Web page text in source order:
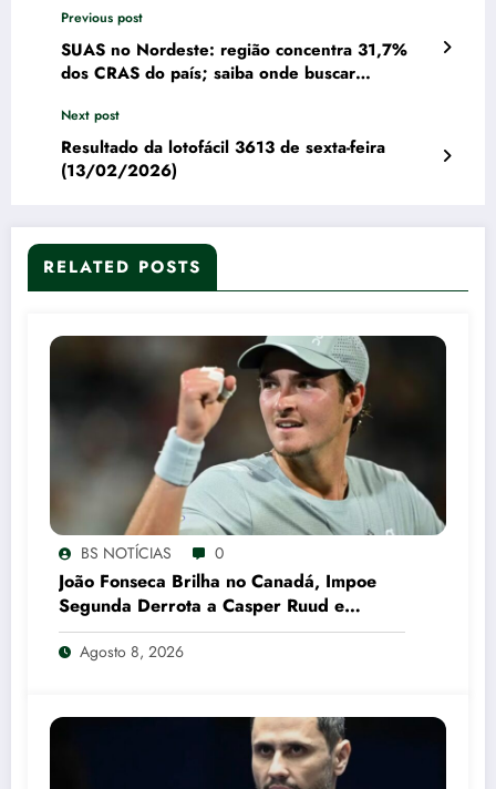
Previous post
SUAS no Nordeste: região concentra 31,7%
dos CRAS do país; saiba onde buscar
Next post
Resultado da lotofácil 3613 de sexta-feira
(13/02/2026)
RELATED POSTS
BS NOTÍCIAS 0
João Fonseca Brilha no Canadá, Impoe
Segunda Derrota a Casper Ruud e
Garante Vaga nas Oitavas em Montreal
CNN Brasil
Agosto 8, 2026